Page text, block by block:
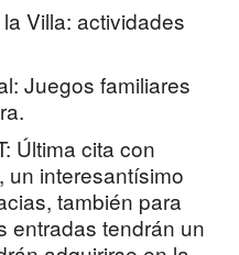
Villa: actividades
Juegos familiares
Última cita con
un interesantísimo
también para
entradas tendrán un